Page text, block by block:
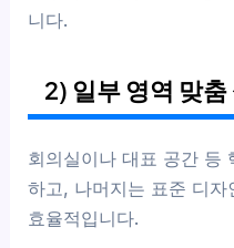
니다.
2) 일부 영역 맞
회의실이나 대표 공간 등
하고, 나머지는 표준 디
효율적입니다.